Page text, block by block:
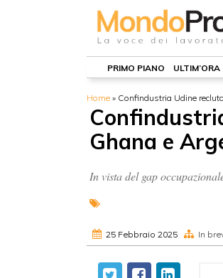
PRIMO PIANO ULTIM’ORA
Home » Confindustria Udine
Ghana e
In vista del gap
25 Febbraio 2025 In